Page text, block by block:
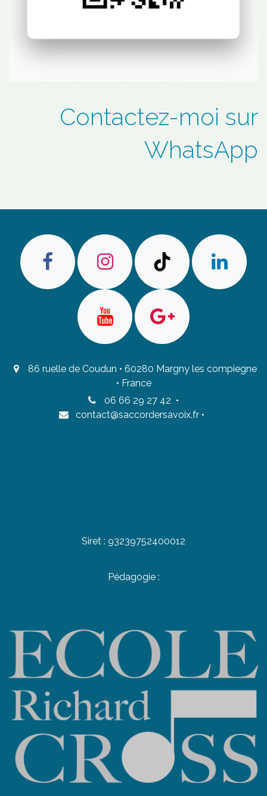
Contactez-moi sur
WhatsApp
86 ruelle de Coudun • 60280 Margny les compiegne
• France
06 66 29 27 42 •
contact@saccordersavoix.fr •
Siret : 93239752400012
Pédagogie :